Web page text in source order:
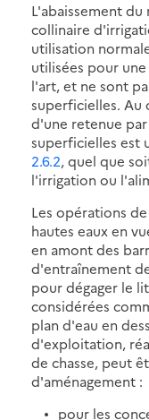
L'abaissement
collinaire
utilisation
utilisées pour
l'art, et ne sont
superficielles.
d'une retenue
superficielles est
2.6.2, quel que
l'irrigation ou
Les opérations
hautes eaux en
en amont des
d'entraînement
pour dégager le
considérées
plan d'eau en
d'exploitation,
de chasse, peut
d'aménagement :
pour les